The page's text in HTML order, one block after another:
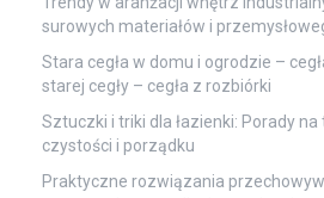
surowych materiałów i
Stara cegła w domu i ogrodzie –
starej cegły – cegła z rozbiórki
Sztuczki i triki dla łazienki: Porady
czystości i porządku
Praktyczne rozwiązania